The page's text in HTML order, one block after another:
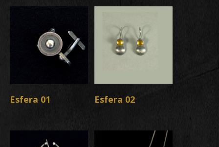
Esfera 01 Esfera 02